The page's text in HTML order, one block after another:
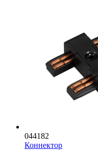
044182
Коннектор